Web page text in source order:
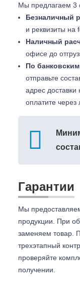
Мы предлагаем 3
Безналичный
и реквизиты на
Наличный
офисе до
По
отправьте
адрес
оплатите
Гарантии
Мы
продукции. При
заменяем товар.
трехэтапный
проверяйте
получении.